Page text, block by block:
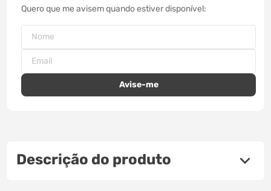
Quero que me avisem quando estiver disponível
Descrição do produto